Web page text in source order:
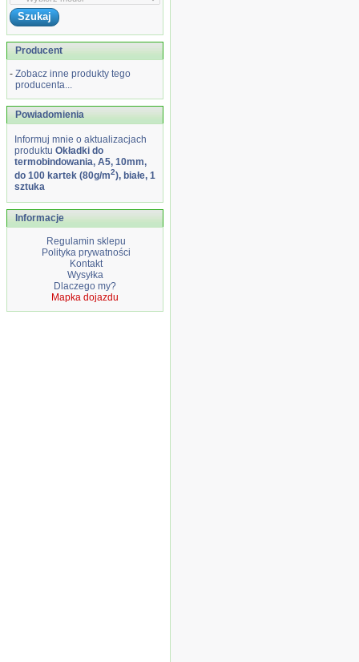
Producent
- Zobacz inne produkty tego
producenta...
Powiadomienia
Informuj mnie o aktualizacjach
produktu Okładki do
termobindowania, A5, 10mm,
do 100 kartek (80g/m2), białe, 1
sztuka
Informacje
Regulamin sklepu
Polityka prywatności
Kontakt
Wysyłka
Dlaczego my?
Mapka dojazdu